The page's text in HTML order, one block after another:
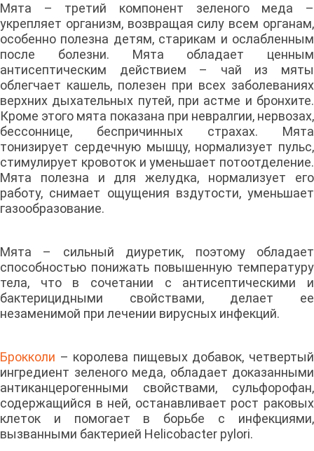
Мята – третий компонент зеленого меда –
укрепляет организм, возвращая силу всем органам,
особенно полезна детям, старикам и ослабленным
после болезни. Мята обладает ценным
антисептическим действием – чай из мяты
облегчает кашель, полезен при всех заболеваниях
верхних дыхательных путей, при астме и бронхите.
Кроме этого мята показана при невралгии, нервозах,
бессоннице, беспричинных страхах. Мята
тонизирует сердечную мышцу, нормализует пульс,
стимулирует кровоток и уменьшает потоотделение.
Мята полезна и для желудка, нормализует его
работу, снимает ощущения вздутости, уменьшает
газообразование.
Мята – сильный диуретик, поэтому обладает
способностью понижать повышенную температуру
тела, что в сочетании с антисептическими и
бактерицидными свойствами, делает ее
незаменимой при лечении вирусных инфекций.
Брокколи – королева пищевых добавок, четвертый
ингредиент зеленого меда, обладает доказанными
антиканцерогенными свойствами, сульфорофан,
содержащийся в ней, останавливает рост раковых
клеток и помогает в борьбе с инфекциями,
вызванными бактерией Helicobacter pylori.